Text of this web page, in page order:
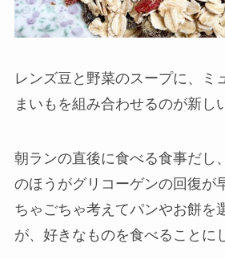
レンズ豆と野菜のスープに、ミ
まいもを組み合わせるのが新し
朝ランの直後に食べる食事だし
のほうがグリコーゲンの回復
ちゃごちゃ考えてパンやお餅を
が、好きなものを食べることに